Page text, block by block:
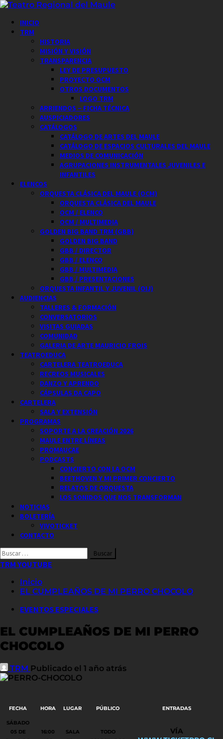
Saltar
contenido
Menú
principal
INICIO
TRM
HISTORIA
MISIÓN Y VISIÓN
TRANSPARENCIA
LEY DE PRESUPUESTO
PROYECTO OCM
OTROS DOCUMENTOS
LOGO TRM
ARRIENDOS – FICHA TÉCNICA
AUSPICIADORES
CATÁLOGOS
CATÁLOGO DE ARTES DEL MAULE
CATÁLOGO DE ESPACIOS CULTURALES DEL MAULE
MEDIOS DE COMUNICACIÓN
AGRUPACIONES INSTRUMENTALES JUVENILES E
INFANTILES
ELENCOS
ORQUESTA CLÁSICA DEL MAULE (OCM)
ORQUESTA CLÁSICA DEL MAULE
OCM / ELENCO
OCM / MULTIMEDIA
GOLDEN BIG BAND TRM (GBB)
GOLDEN BIG BAND
GBB / DIRECTOR
GBB / ELENCO
GBB / MULTIMEDIA
GBB / PRESENTACIONES
ORQUESTA INFANTIL Y JUVENIL (OIJ)
AUDIENCIAS
TALLERES & FORMACIÓN
CONVERSATORIOS
VISITAS GUIADAS
COMUNIDAD
GALERIA DE ARTE MAURICIO FROIS
TEATROEDUCA
CARTELERA TEATROEDUCA
RECREOS MUSICALES
DANZO Y APRENDO
CÁPSULAS DA CAPO
CARTELERA
SALA Y EXTENSIÓN
PROGRAMAS
SOPORTE A LA CREACIÓN 2026
MAULE ENTRE LÍNEAS
PROMAUCAE
PODCASTS
CONCIERTO CON LA OCM
BEETHOVEN Y MI PRIMER CONCIERTO
RELATOS DE ORQUESTA
LOS SONIDOS QUE NOS TRANSFORMAN
NOTICIAS
BOLETERÍA
VIVOTICKET
CONTACTO
Buscar
por:
TRM YOUTUBE
Inicio
EL CUMPLEAÑOS DE MI PERRO CHOCOLO
EVENTOS ESPECIALES
EL CUMPLEAÑOS DE MI PERRO
CHOCOLO
TRM Publicado el 1 año atrás
FECHA HORA LUGAR PÚBLICO ENTRADAS
SÁBADO
05 DE
16:00
SALA
TODO
VÍA